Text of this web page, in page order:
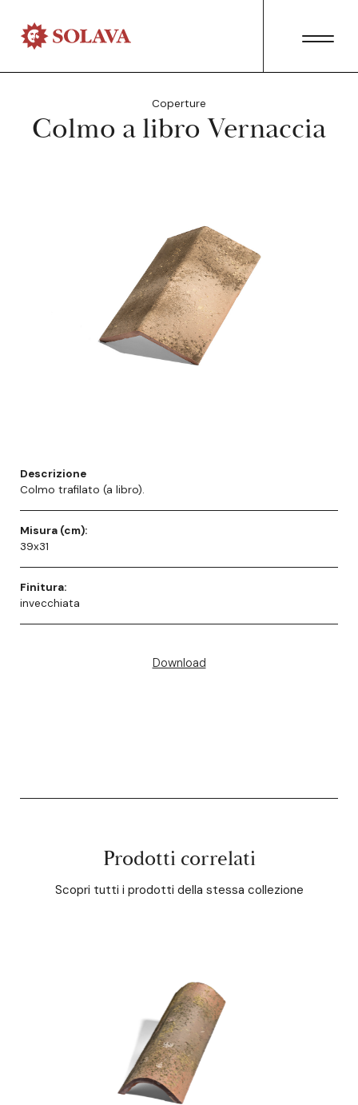
Coperture
Colmo a libro Vernaccia
Descrizione
Colmo trafilato (a libro).
Misura (cm):
39x31
Finitura:
invecchiata
Download
Prodotti correlati
Scopri tutti i prodotti della stessa collezione